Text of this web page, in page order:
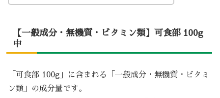
【一般成分・無機質・ビタミン類】可食部 100g
中
「可食部 100g」に含まれる「一般成分・無機質・ビタミ
ン類」の成分量です。